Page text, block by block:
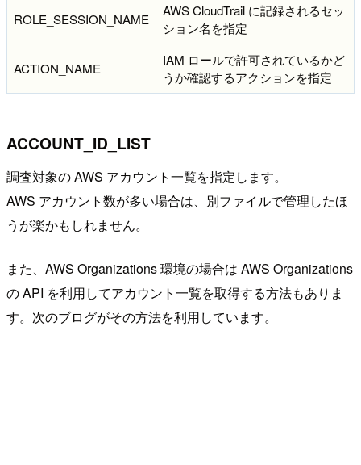
ROLE_SESSION_NAME
AWS CloudTrail に記録されるセッ
ション名を指定
ACTION_NAME
IAM ロールで許可されているかど
うか確認するアクションを指定
ACCOUNT_ID_LIST
調査対象の AWS アカウント一覧を指定します。
AWS アカウント数が多い場合は、別ファイルで管理したほ
うが楽かもしれません。
また、AWS Organizations 環境の場合は AWS Organizations
の API を利用してアカウント一覧を取得する方法もありま
す。次のブログがその方法を利用しています。